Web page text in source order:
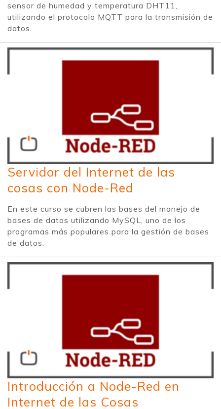
sensor de humedad y temperatura DHT11,
utilizando el protocolo MQTT para la transmisión de
datos.
Servidor del Internet de las
cosas con Node-Red
En este curso se cubren las bases del manejo de
bases de datos utilizando MySQL, uno de los
programas más populares para la gestión de bases
de datos.
Introducción a Node-Red en
Internet de las Cosas